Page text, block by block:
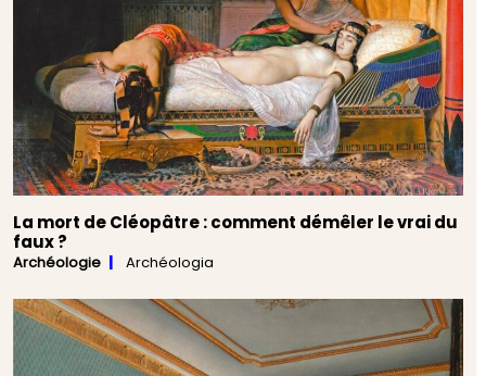
La mort de Cléopâtre : comment démêler le vrai du
faux ?
Archéologie Archéologia